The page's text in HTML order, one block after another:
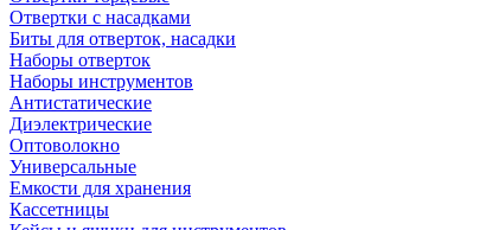
Отвертки с насадками
Биты для отверток, насадки
Наборы отверток
Наборы инструментов
Антистатические
Диэлектрические
Оптоволокно
Универсальные
Емкости для хранения
Кассетницы